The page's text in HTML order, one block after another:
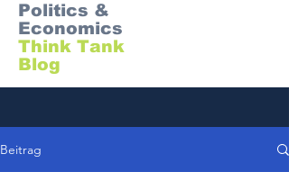
Politics &
Economics
Think Tank
Blog
Beitrag